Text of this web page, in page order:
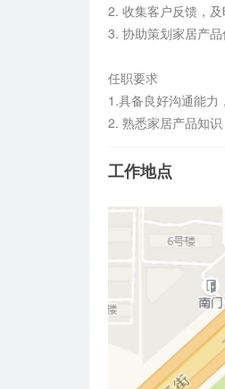
2. 收集客户反馈，
3. 协助策划家居产
任职要求
1.具备良好沟通能力
2. 熟悉家居产品知
工作地点